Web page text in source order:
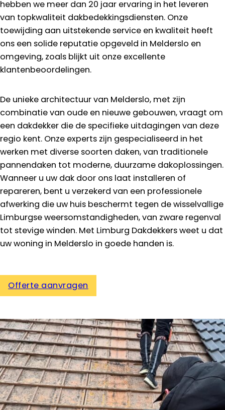
hebben we meer dan 20 jaar ervaring in het leveren
van topkwaliteit dakbedekkingsdiensten. Onze
toewijding aan uitstekende service en kwaliteit heeft
ons een solide reputatie opgeveld in Melderslo en
omgeving, zoals blijkt uit onze excellente
klantenbeoordelingen.
De unieke architectuur van Melderslo, met zijn
combinatie van oude en nieuwe gebouwen, vraagt om
een dakdekker die de specifieke uitdagingen van deze
regio kent. Onze experts zijn gespecialiseerd in het
werken met diverse soorten daken, van traditionele
pannendaken tot moderne, duurzame dakoplossingen.
Wanneer u uw dak door ons laat installeren of
repareren, bent u verzekerd van een professionele
afwerking die uw huis beschermt tegen de wisselvallige
Limburgse weersomstandigheden, van zware regenval
tot stevige winden. Met Limburg Dakdekkers weet u dat
uw woning in Melderslo in goede handen is.
Offerte aanvragen